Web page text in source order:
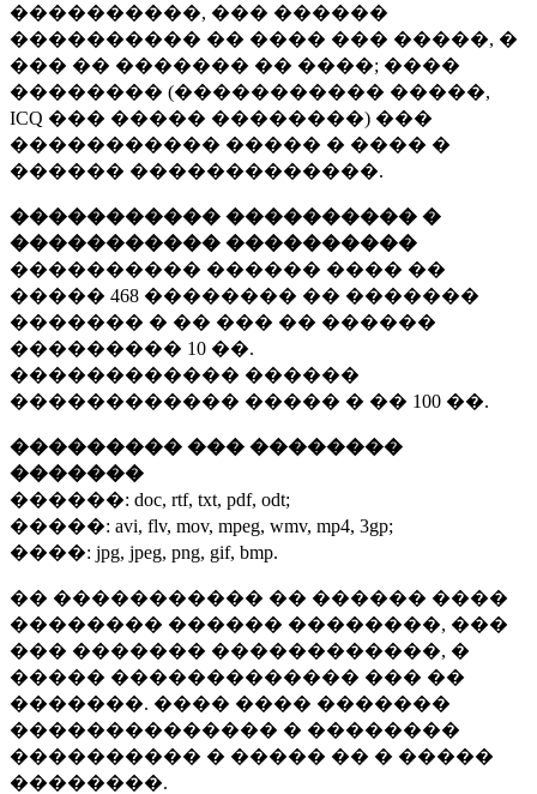
����������, ��� ������
���������� �� ���� ��� �����, �
��� �� ������� �� ����; ����
�������� (����������� �����,
ICQ ��� ����� ��������) ���
����������� ����� � ���� �
������ �������������.
����������� ���������� �
����������� ����������
���������� ������ ���� ��
����� 468 �������� �� �������
������� � �� ��� �� ������
��������� 10 ��.
������������ ������
������������ ����� � �� 100 ��.
��������� ��� ��������
�������
������: doc, rtf, txt, pdf, odt;
�����: avi, flv, mov, mpeg, wmv, mp4, 3gp;
����: jpg, jpeg, png, gif, bmp.
�� ����������� �� ������ ����
�������� ������ ��������, ���
��� ������� ������������, �
����� ������������� ��� ��
�������. ���� ���� �������
�������������� � ��������
���������� � ����� �� � �����
��������.